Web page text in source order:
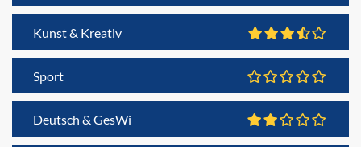
Kunst & Kreativ
Sport
Deutsch & GesWi